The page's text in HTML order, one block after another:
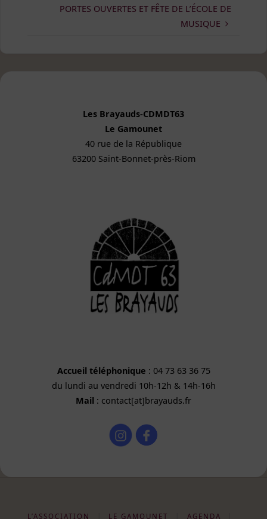
PORTES OUVERTES ET FÊTE DE L’ÉCOLE DE
MUSIQUE
Les Brayauds-CDMDT63
Le Gamounet
40 rue de la République
63200 Saint-Bonnet-près-Riom
Accueil téléphonique : 04 73 63 36 75
du lundi au vendredi 10h-12h & 14h-16h
Mail : contact[at]brayauds.fr
L’ASSOCIATION LE GAMOUNET AGENDA